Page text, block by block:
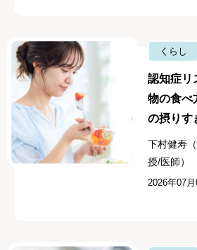
くらし
認知症リ
物の食
の摂りす
下村健寿
授/医師）
2026年07月